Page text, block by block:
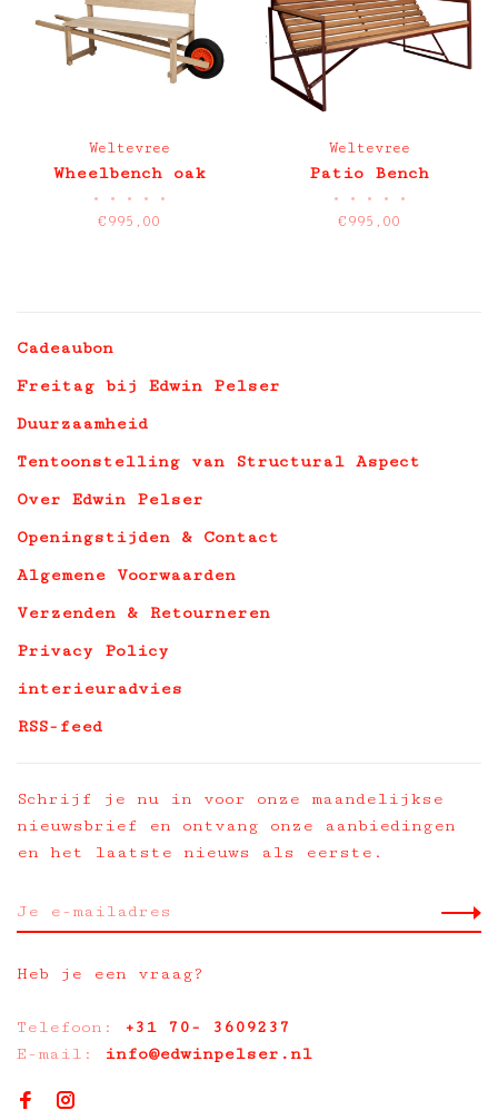
Weltevree
Wheelbench oak
• • • • •
€995,00
Weltevree
Patio Bench
• • • • •
€995,00
Cadeaubon
Freitag bij Edwin Pelser
Duurzaamheid
Tentoonstelling van Structural Aspect
Over Edwin Pelser
Openingstijden & Contact
Algemene Voorwaarden
Verzenden & Retourneren
Privacy Policy
interieuradvies
RSS-feed
Schrijf je nu in voor onze maandelijkse
nieuwsbrief en ontvang onze aanbiedingen
en het laatste nieuws als eerste.
Heb je een vraag?
Telefoon: +31 70- 3609237
E-mail:
info@edwinpelser.nl